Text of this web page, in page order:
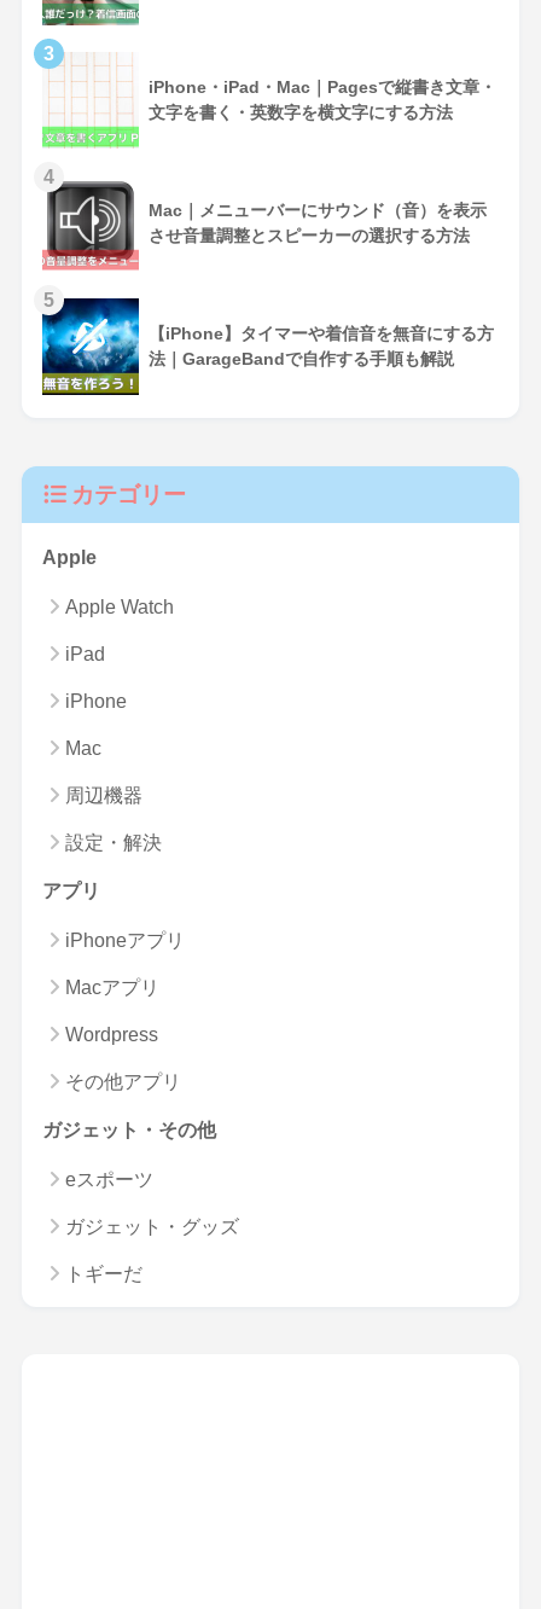
3
iPhone・iPad・Mac｜Pagesで縦書き文章・
文字を書く・英数字を横文字にする方法
4
Mac｜メニューバーにサウンド（音）を表示
させ音量調整とスピーカーの選択する方法
5
【iPhone】タイマーや着信音を無音にする方
法｜GarageBandで自作する手順も解説
カテゴリー
Apple
Apple Watch
iPad
iPhone
Mac
周辺機器
設定・解決
アプリ
iPhoneアプリ
Macアプリ
Wordpress
その他アプリ
ガジェット・その他
eスポーツ
ガジェット・グッズ
トギーだ